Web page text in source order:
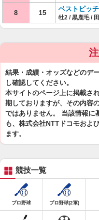
8 15 ベストピッチ
牡2 / 黒鹿毛 /
結果・成績・オッズなどのデ
し確認してください。
本サイトのページ上に掲載さ
期しておりますが、その内容
ではありません。 当該情報に
も、株式会社NTTドコモおよ
ます。
競技一覧
プロ野球 プロ野球(2軍)